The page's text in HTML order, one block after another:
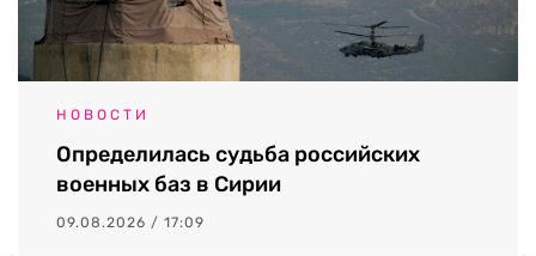
НОВОСТИ
Определилась судьба российских
военных баз в Сирии
09.08.2026 / 17:09